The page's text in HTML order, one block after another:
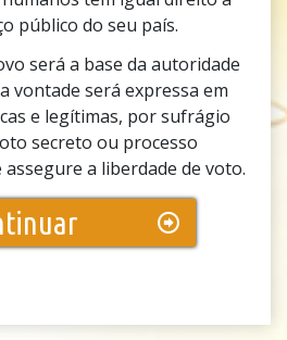
público do seu país.
será a base da autoridade
vontade será expressa em
e legítimas, por sufrágio
secreto ou processo
a liberdade de voto.